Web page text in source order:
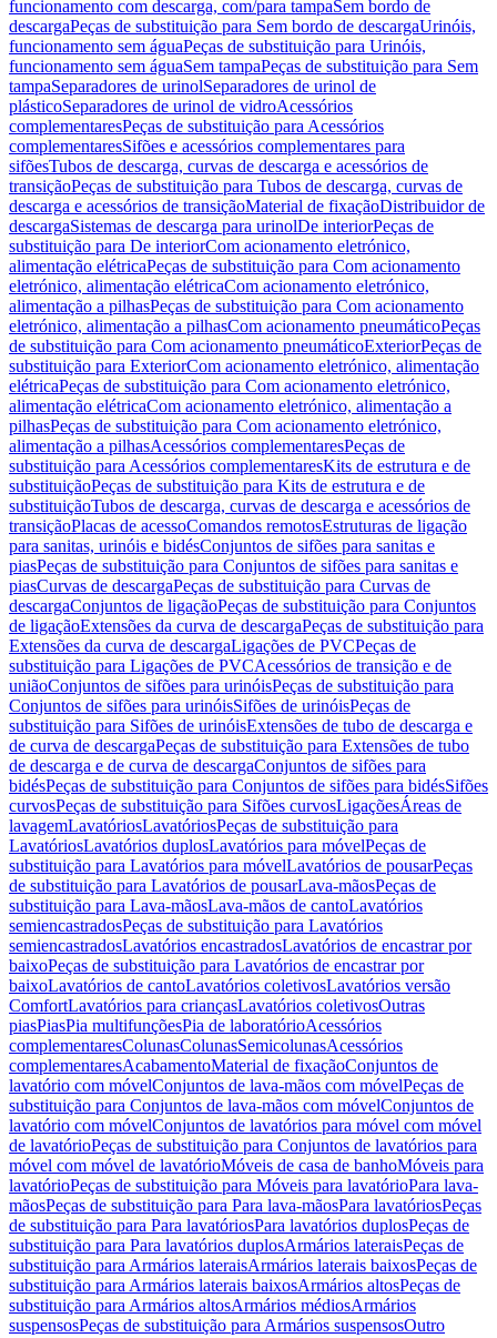
funcionamento com descarga, com/para tampaSem bordo de
descargaPeças de substituição para Sem bordo de descargaUrinóis,
funcionamento sem águaPeças de substituição para Urinóis,
funcionamento sem águaSem tampaPeças de substituição para Sem
tampaSeparadores de urinolSeparadores de urinol de
plásticoSeparadores de urinol de vidroAcessórios
complementaresPeças de substituição para Acessórios
complementaresSifões e acessórios complementares para
sifõesTubos de descarga, curvas de descarga e acessórios de
transiçãoPeças de substituição para Tubos de descarga, curvas de
descarga e acessórios de transiçãoMaterial de fixaçãoDistribuidor de
descargaSistemas de descarga para urinolDe interiorPeças de
substituição para De interiorCom acionamento eletrónico,
alimentação elétricaPeças de substituição para Com acionamento
eletrónico, alimentação elétricaCom acionamento eletrónico,
alimentação a pilhasPeças de substituição para Com acionamento
eletrónico, alimentação a pilhasCom acionamento pneumáticoPeças
de substituição para Com acionamento pneumáticoExteriorPeças de
substituição para ExteriorCom acionamento eletrónico, alimentação
elétricaPeças de substituição para Com acionamento eletrónico,
alimentação elétricaCom acionamento eletrónico, alimentação a
pilhasPeças de substituição para Com acionamento eletrónico,
alimentação a pilhasAcessórios complementaresPeças de
substituição para Acessórios complementaresKits de estrutura e de
substituiçãoPeças de substituição para Kits de estrutura e de
substituiçãoTubos de descarga, curvas de descarga e acessórios de
transiçãoPlacas de acessoComandos remotosEstruturas de ligação
para sanitas, urinóis e bidésConjuntos de sifões para sanitas e
piasPeças de substituição para Conjuntos de sifões para sanitas e
piasCurvas de descargaPeças de substituição para Curvas de
descargaConjuntos de ligaçãoPeças de substituição para Conjuntos
de ligaçãoExtensões da curva de descargaPeças de substituição para
Extensões da curva de descargaLigações de PVCPeças de
substituição para Ligações de PVCAcessórios de transição e de
uniãoConjuntos de sifões para urinóisPeças de substituição para
Conjuntos de sifões para urinóisSifões de urinóisPeças de
substituição para Sifões de urinóisExtensões de tubo de descarga e
de curva de descargaPeças de substituição para Extensões de tubo
de descarga e de curva de descargaConjuntos de sifões para
bidésPeças de substituição para Conjuntos de sifões para bidésSifões
curvosPeças de substituição para Sifões curvosLigaçõesÁreas de
lavagemLavatóriosLavatóriosPeças de substituição para
LavatóriosLavatórios duplosLavatórios para móvelPeças de
substituição para Lavatórios para móvelLavatórios de pousarPeças
de substituição para Lavatórios de pousarLava-mãosPeças de
substituição para Lava-mãosLava-mãos de cantoLavatórios
semiencastradosPeças de substituição para Lavatórios
semiencastradosLavatórios encastradosLavatórios de encastrar por
baixoPeças de substituição para Lavatórios de encastrar por
baixoLavatórios de cantoLavatórios coletivosLavatórios versão
ComfortLavatórios para criançasLavatórios coletivosOutras
piasPiasPia multifunçõesPia de laboratórioAcessórios
complementaresColunasColunasSemicolunasAcessórios
complementaresAcabamentoMaterial de fixaçãoConjuntos de
lavatório com móvelConjuntos de lava-mãos com móvelPeças de
substituição para Conjuntos de lava-mãos com móvelConjuntos de
lavatório com móvelConjuntos de lavatórios para móvel com móvel
de lavatórioPeças de substituição para Conjuntos de lavatórios para
móvel com móvel de lavatórioMóveis de casa de banhoMóveis para
lavatórioPeças de substituição para Móveis para lavatórioPara lava-
mãosPeças de substituição para Para lava-mãosPara lavatóriosPeças
de substituição para Para lavatóriosPara lavatórios duplosPeças de
substituição para Para lavatórios duplosArmários lateraisPeças de
substituição para Armários lateraisArmários laterais baixosPeças de
substituição para Armários laterais baixosArmários altosPeças de
substituição para Armários altosArmários médiosArmários
suspensosPeças de substituição para Armários suspensosOutro